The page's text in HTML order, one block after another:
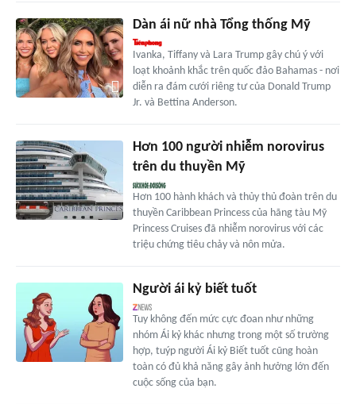
Dàn ái nữ nhà Tổng thống Mỹ
Ivanka, Tiffany và Lara Trump gây chú ý với
loạt khoảnh khắc trên quốc đảo Bahamas - nơi
diễn ra đám cưới riêng tư của Donald Trump
Jr. và Bettina Anderson.
Hơn 100 người nhiễm norovirus
trên du thuyền Mỹ
Hơn 100 hành khách và thủy thủ đoàn trên du
thuyền Caribbean Princess của hãng tàu Mỹ
Princess Cruises đã nhiễm norovirus với các
triệu chứng tiêu chảy và nôn mửa.
Người ái kỷ biết tuốt
Tuy không đến mức cực đoan như những
nhóm Ái kỷ khác nhưng trong một số trường
hợp, tuýp người Ái kỷ Biết tuốt cũng hoàn
toàn có đủ khả năng gây ảnh hưởng lớn đến
cuộc sống của bạn.